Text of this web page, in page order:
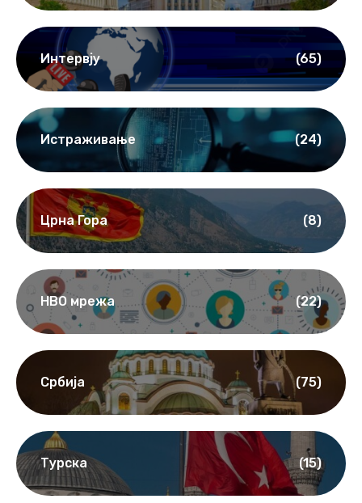
Интервју (65)
Истраживање (24)
Црна Гора (8)
НВО мрежа (22)
Србија (75)
Турска (15)